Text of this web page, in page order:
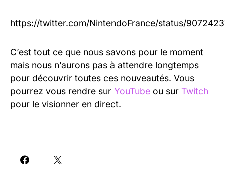
https://twitter.com/NintendoFrance/status/
C’est tout ce que nous savons pour le moment
mais nous n’aurons pas à attendre longtemps
pour découvrir toutes ces nouveautés. Vous
pourrez vous rendre sur YouTube ou sur Twitch
pour le visionner en direct.